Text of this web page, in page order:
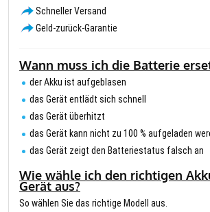
Schneller Versand
Geld-zurück-Garantie
Wann muss ich die Batterie
der Akku ist aufgeblasen
das Gerät entlädt sich schnell
das Gerät überhitzt
das Gerät kann nicht zu 100 % aufgeladen
das Gerät zeigt den Batteriestatus falsch an
Wie wähle ich den richtigen
Gerät aus?
So wählen Sie das richtige Modell aus.